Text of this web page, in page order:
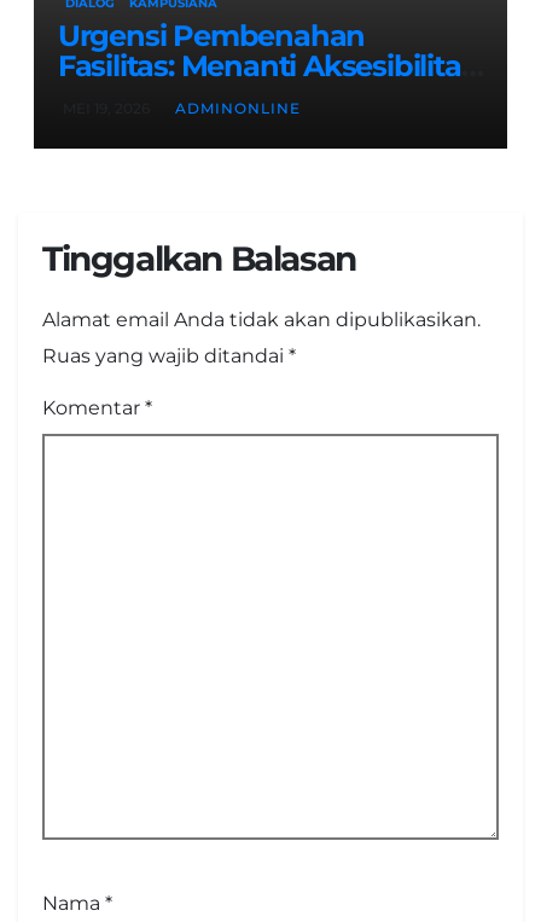
DIALOG KAMPUSIANA
Urgensi Pembenahan
Fasilitas: Menanti Aksesibilitas
Ramah Disabilitas di Gedung
ADMINONLINE
Tinggalkan Balasan
Alamat email Anda tidak akan dipublikasikan.
Ruas yang wajib ditandai *
Komentar *
Nama *